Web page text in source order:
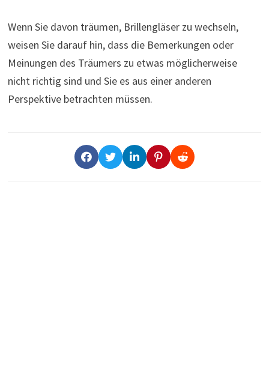
Wenn Sie davon träumen, Brillengläser zu wechseln,
weisen Sie darauf hin, dass die Bemerkungen oder
Meinungen des Träumers zu etwas möglicherweise
nicht richtig sind und Sie es aus einer anderen
Perspektive betrachten müssen.